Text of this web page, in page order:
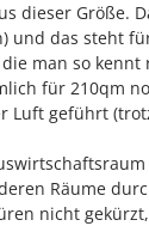
dieser Größe.
und das steht
man so
für 210qm
Luft geführt
Räume
nicht